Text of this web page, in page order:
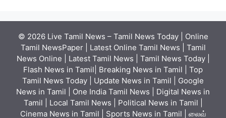
© 2026 Live Tamil News – Tamil News Today | Online
Tamil NewsPaper | Latest Online Tamil News | Tamil
News Online | Latest Tamil News | Tamil News Today |
Flash News in Tamil| Breaking News in Tamil | Top
Tamil News Today | Update News in Tamil | Google
News in Tamil | One India Tamil News | Digital News in
Tamil | Local Tamil News | Political News in Tamil |
Cinema News in Tamil | Sports News in Tamil | லைவ்